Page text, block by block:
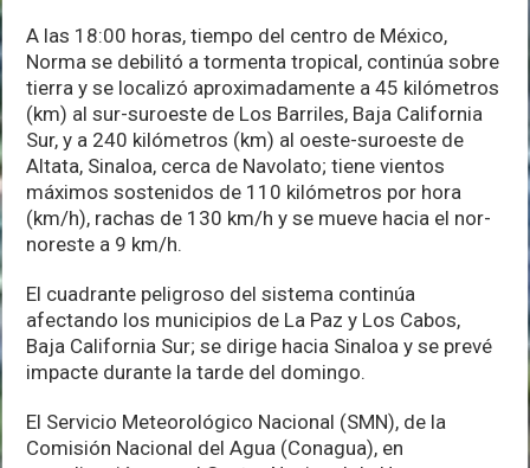
A las 18:00 horas, tiempo del centro de México,
Norma se debilitó a tormenta tropical, continúa sobre
tierra y se localizó aproximadamente a 45 kilómetros
(km) al sur-suroeste de Los Barriles, Baja California
Sur, y a 240 kilómetros (km) al oeste-suroeste de
Altata, Sinaloa, cerca de Navolato; tiene vientos
máximos sostenidos de 110 kilómetros por hora
(km/h), rachas de 130 km/h y se mueve hacia el nor-
noreste a 9 km/h.
El cuadrante peligroso del sistema continúa
afectando los municipios de La Paz y Los Cabos,
Baja California Sur; se dirige hacia Sinaloa y se prevé
impacte durante la tarde del domingo.
El Servicio Meteorológico Nacional (SMN), de la
Comisión Nacional del Agua (Conagua), en